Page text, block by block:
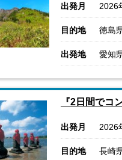
出発月
目的地 徳島
出発地 愛知
『2日間でコ
出発月
目的地 長崎